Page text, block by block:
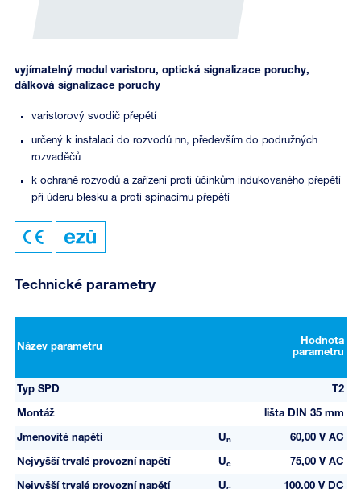
vyjímatelný modul varistoru, optická signalizace poruchy,
dálková signalizace poruchy
varistorový svodič přepětí
určený k instalaci do rozvodů nn, především do podružných
rozvaděčů
k ochraně rozvodů a zařízení proti účinkům indukovaného přepětí
při úderu blesku a proti spínacímu přepětí
Technické parametry
Název parametru
Hodnota
parametru
Typ SPD T2
Montáž lišta DIN 35 mm
Jmenovité napětí Un 60,00 V AC
Nejvyšší trvalé provozní napětí Uc 75,00 V AC
Nejvyšší trvalé provozní napětí U 100,00 V DC